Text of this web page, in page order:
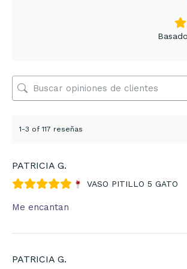
1-3 of 117 reseñas
PATRICIA G.
VASO PITILLO 5 GATO
Me encantan
PATRICIA G.